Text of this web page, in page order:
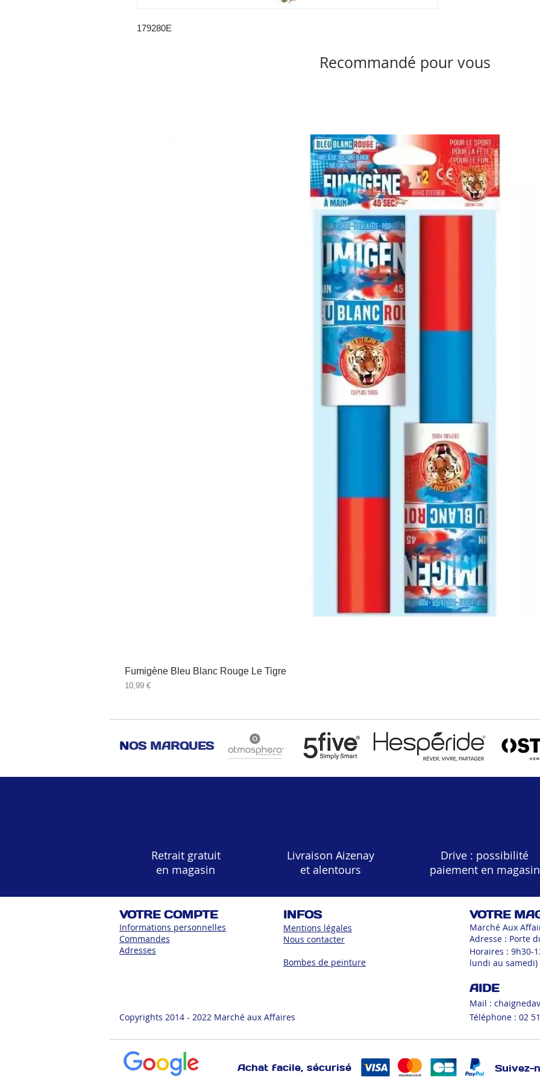
179280E
Recommandé pour vous
Fumigène Bleu Blanc Rouge Le Tigre
Prix
10,99 €
NOS MARQUES
Retrait gratuit
en magasin
Livraison Aizenay
et alentours
Drive : possibilité
paiement en magasin
VOTRE COMPTE
Informations personnelles
Commandes
Adresses
INFOS
Mentions légales
Nous contacter
Bombes de peinture
Copyrights 2014 - 2022 Marché aux Affaires
VOTRE
Marché Aux
Adresse : Porte
Horaires : 9h30-
lundi au samedi)
AIDE
Mail :
Téléphone : 02
Achat facile, sécurisé Suivez-